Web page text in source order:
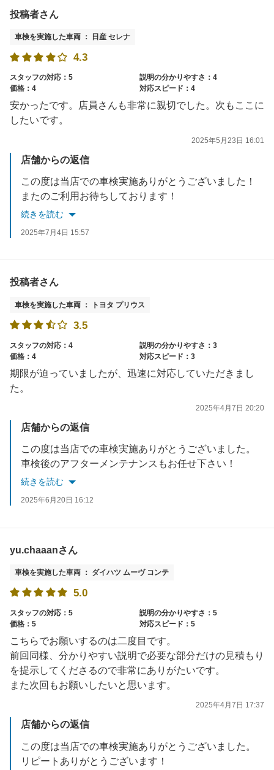
投稿者さん
車検を実施した車両 ： 日産 セレナ
4.3
スタッフの対応：5
説明の分かりやすさ：4
価格：4
対応スピード：4
安かったです。店員さんも非常に親切でした。次もここに
したいです。
2025年5月23日 16:01
店舗からの返信
この度は当店での車検実施ありがとうございました！
またのご利用お待ちしております！
続きを読む
2025年7月4日 15:57
投稿者さん
車検を実施した車両 ： トヨタ プリウス
3.5
スタッフの対応：4
説明の分かりやすさ：3
価格：4
対応スピード：3
期限が迫っていましたが、迅速に対応していただきまし
た。
2025年4月7日 20:20
店舗からの返信
この度は当店での車検実施ありがとうございました。
車検後のアフターメンテナンスもお任せ下さい！
またのご利用お待ちしております！
続きを読む
2025年6月20日 16:12
yu.chaaanさん
車検を実施した車両 ： ダイハツ ムーヴ コンテ
5.0
スタッフの対応：5
説明の分かりやすさ：5
価格：5
対応スピード：5
こちらでお願いするのは二度目です。
前回同様、分かりやすい説明で必要な部分だけの見積もり
を提示してくださるので非常にありがたいです。
また次回もお願いしたいと思います。
2025年4月7日 17:37
店舗からの返信
この度は当店での車検実施ありがとうございました。
リピートありがとうございます！